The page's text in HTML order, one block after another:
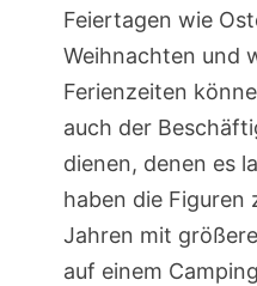
Feiertagen wie
Weihnachten und
Ferienzeiten
auch der
dienen, denen es
haben die Figuren
Jahren mit
auf einem